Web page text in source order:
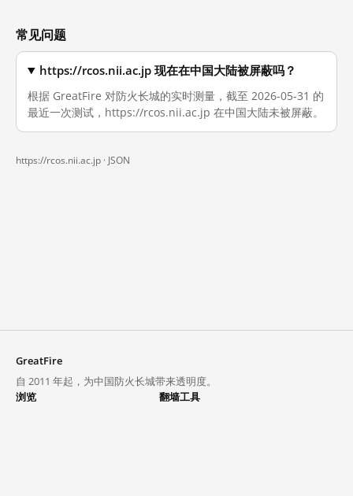
常见问题
https://rcos.nii.ac.jp 现在在中国大陆被屏蔽吗？
根据 GreatFire 对防火长城的实时测量，截至 2026-05-31 的
最近一次测试，https://rcos.nii.ac.jp 在中国大陆未被屏蔽。
https://rcos.nii.ac.jp · JSON
GreatFire
自 2011 年起，为中国防火长城带来透明度。
浏览
翻墙工具